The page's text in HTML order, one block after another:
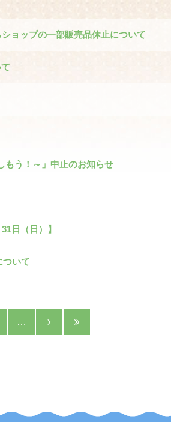
ョップの一部販売品休止について
もう！～」中止のお知らせ
日（日）】
ついて
…